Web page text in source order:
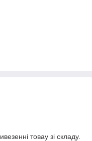
товау зі складу.